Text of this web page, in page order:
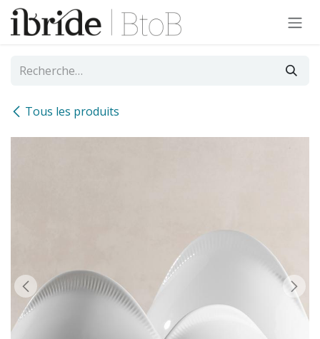
Se rendre au contenu
Tous les produits